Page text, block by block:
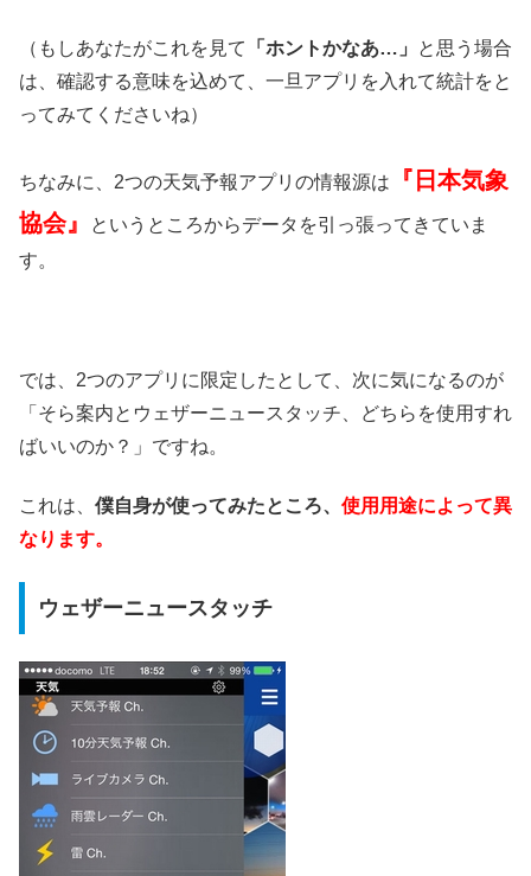
（もしあなたがこれを見て 「ホントかなあ…」
と思う場合
は、確認する意味を込めて、一旦アプリを入れて統計をと
ってみてくださいね）
ちなみに、2つの天気予報アプリの情報源は
『日本気象
協会』
というところからデータを引っ張ってきていま
す。
では、2つのアプリに限定したとして、次に気になるのが
「そら案内とウェザーニュースタッチ、どちらを使用すれ
ばいいのか？」ですね。
これは、 僕自身が使ってみたところ、 使用用途によって異
なります。
ウェザーニュースタッチ